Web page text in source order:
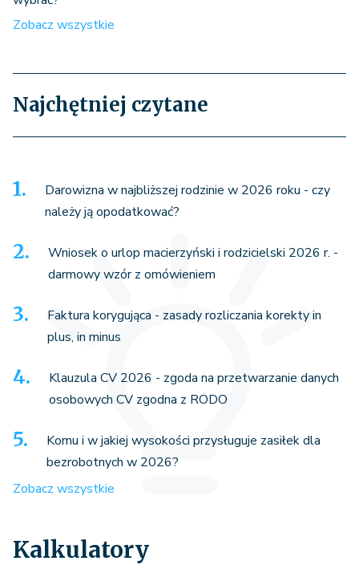
Zobacz wszystkie
Najchętniej czytane
Darowizna w najbliższej rodzinie w 2026 roku - czy
należy ją opodatkować?
Wniosek o urlop macierzyński i rodzicielski 2026 r. -
darmowy wzór z omówieniem
Faktura korygująca - zasady rozliczania korekty in
plus, in minus
Klauzula CV 2026 - zgoda na przetwarzanie danych
osobowych CV zgodna z RODO
Komu i w jakiej wysokości przysługuje zasiłek dla
bezrobotnych w 2026?
Zobacz wszystkie
Kalkulatory